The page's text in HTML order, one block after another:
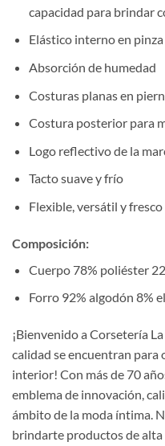
capacidad para brindar
Elástico interno en
Absorción de humedad
Costuras planas en
Costura posterior para
Logo reflectivo de la
Tacto suave y frío
Flexible, versátil y fresco
Composición:
Cuerpo 78% poliéster
Forro 92% algodón 8%
¡Bienvenido a Corsetería
calidad se encuentran para
interior! Con más de 70
emblema de innovación,
ámbito de la moda íntima.
brindarte productos de